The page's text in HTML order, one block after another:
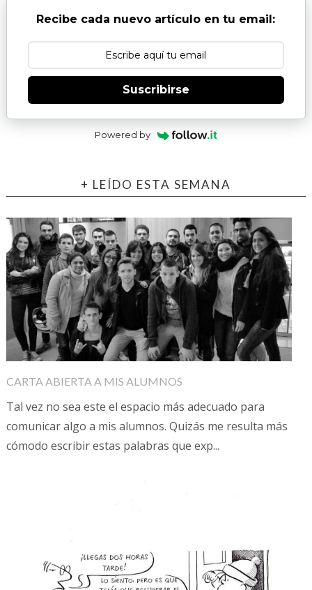
Recibe cada nuevo artículo en tu email:
Suscribirse
Powered by
+ LEÍDO ESTA SEMANA
CARTA ABIERTA A MIS ALUMNOS
Tal vez no sea este el espacio más adecuado para
comunicar algo a mis alumnos. Quizás me resulta más
cómodo escribir estas palabras que exp...